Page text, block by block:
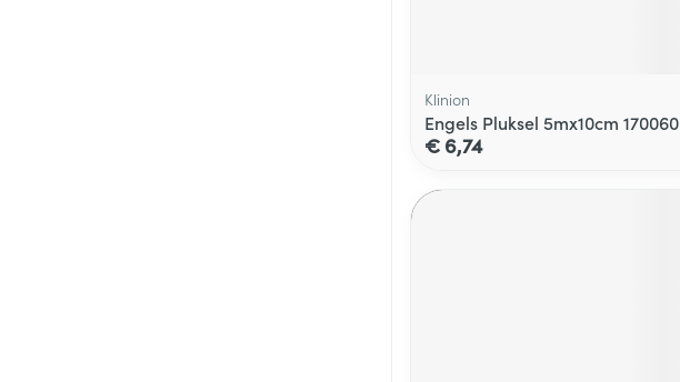
Klinion
Engels Pluksel 5mx10cm 170060
€ 6,74